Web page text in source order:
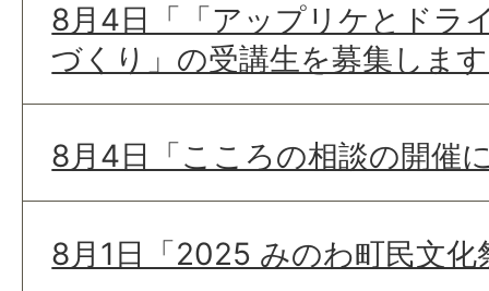
8月4日「「アップリケとドラ
づくり」の受講生を募集しま
8月4日「こころの相談の開催
8月1日「2025 みのわ町民文